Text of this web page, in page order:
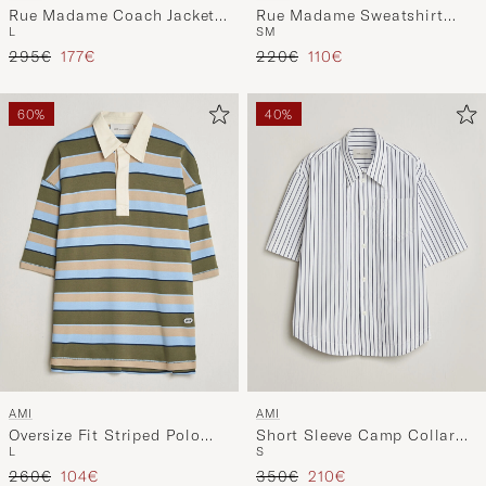
Rue Madame Coach Jacket
Black
L
Reguliere prijs
295€ Verlaagd prijs
177€
Rue Madame Sweatshirt
Light Green
SM
Reguliere prijs
220€ Verlaagd prijs
110€
60%
AMI
Oversize Fit Striped Polo
Multi
L
Reguliere prijs
260€ Verlaagd prijs
104€
40%
AMI
Short Sleeve Camp Collar
Shirt White/Blue
S
Reguliere prijs
350€ Verlaagd prijs
210€